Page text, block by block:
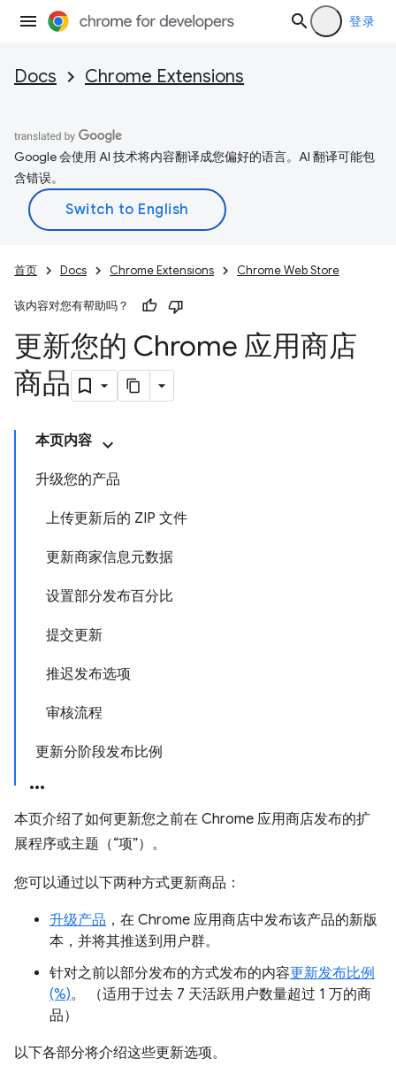
登录
Docs Chrome Extensions
Google 会使用 AI 技术将内容翻译成您偏好的语言。AI 翻译可能包
含错误。
首页 Docs Chrome Extensions Chrome Web Store
该内容对您有帮助吗？
更新您的 Chrome 应用商店
商品
本页内容
升级您的产品
上传更新后的 ZIP 文件
更新商家信息元数据
设置部分发布百分比
提交更新
推迟发布选项
审核流程
更新分阶段发布比例
本页介绍了如何更新您之前在 Chrome 应用商店发布的扩
展程序或主题（“项”）。
您可以通过以下两种方式更新商品：
升级产品 ，在 Chrome 应用商店中发布该产品的新版
本，并将其推送到用户群。
针对之前以部分发布的方式发布的内容更新发布比例
(%)。 （适用于过去 7 天活跃用户数量超过 1 万的商
品）
以下各部分将介绍这些更新选项。